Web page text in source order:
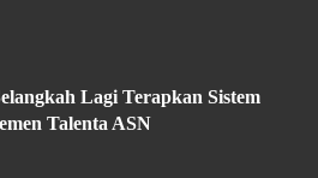
Lagi Terapkan Sistem
Talenta ASN